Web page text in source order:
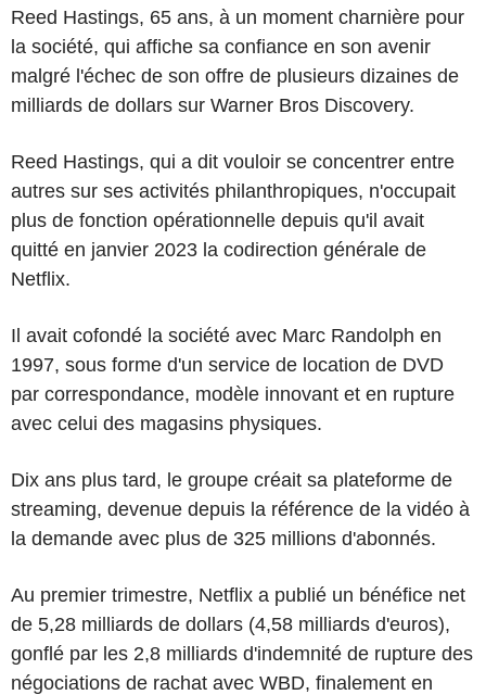
Reed Hastings, 65 ans, à un moment charnière pour
la société, qui affiche sa confiance en son avenir
malgré l'échec de son offre de plusieurs dizaines de
milliards de dollars sur Warner Bros Discovery.
Reed Hastings, qui a dit vouloir se concentrer entre
autres sur ses activités philanthropiques, n'occupait
plus de fonction opérationnelle depuis qu'il avait
quitté en janvier 2023 la codirection générale de
Netflix.
Il avait cofondé la société avec Marc Randolph en
1997, sous forme d'un service de location de DVD
par correspondance, modèle innovant et en rupture
avec celui des magasins physiques.
Dix ans plus tard, le groupe créait sa plateforme de
streaming, devenue depuis la référence de la vidéo à
la demande avec plus de 325 millions d'abonnés.
Au premier trimestre, Netflix a publié un bénéfice net
de 5,28 milliards de dollars (4,58 milliards d'euros),
gonflé par les 2,8 milliards d'indemnité de rupture des
négociations de rachat avec WBD, finalement en